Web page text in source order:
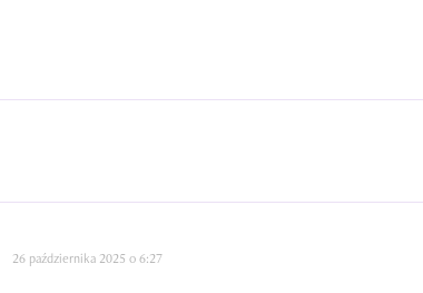
26 października 2025 o 6:27